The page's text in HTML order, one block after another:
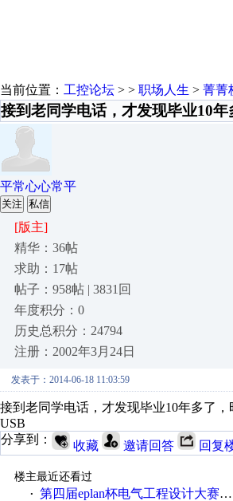
当前位置： 工控论坛 > > 职场人生 > 菁菁
接到老同学电话，才发现毕业10年
平常心心常平
关注 私信
[版主]
精华：36帖
求助：17帖
帖子：958帖 | 3831回
年度积分：0
历史总积分：24794
注册：2002年3月24日
发表于：2014-06-18 11:03:59
接到老同学电话，才发现毕业10年多了
USB
分享到：
收藏 邀请回答 回复
楼主最近还看过
· 第四届eplan杯电气工程设计大赛报名啦！！！